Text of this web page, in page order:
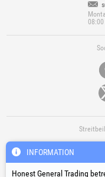
08:00
INFORMATION
Honest General Trading